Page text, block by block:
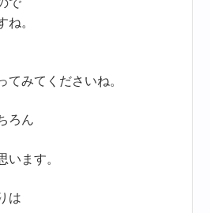
ね。
てみてくださいね。
ろん
います。
は